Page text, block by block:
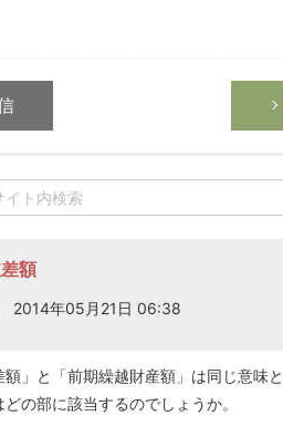
額
2014年05月21日 06:38
」と「前期繰越財産額」は同じ意味
どの部に該当するのでしょうか。